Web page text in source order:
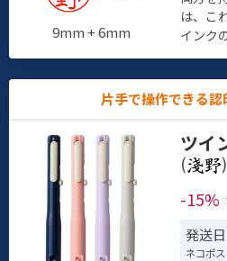
9mm + 6mm
は、こ
インク
片手で操作できる認
ツイ
(
)
-15%
発送
ネコポス